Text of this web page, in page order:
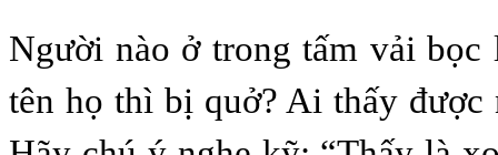
Người nào ở trong tấm vải bọc
tên họ thì bị quở? Ai thấy được